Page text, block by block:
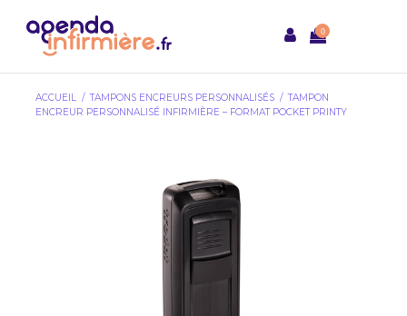
0
ACCUEIL TAMPONS ENCREURS PERSONNALISÉS
TAMPON
ENCREUR PERSONNALISÉ INFIRMIÈRE – FORMAT POCKET PRINTY